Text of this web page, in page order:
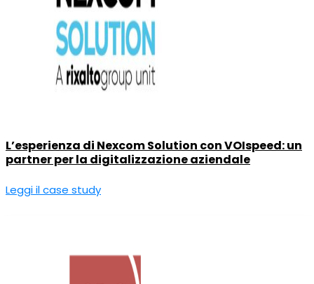
L’esperienza di Nexcom Solution con VOIspeed: un
partner per la digitalizzazione aziendale
Leggi il case study